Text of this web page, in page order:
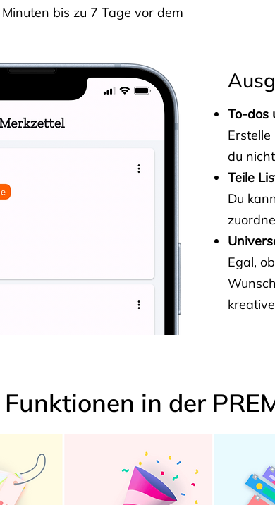
bis zu 7 Tage vor dem
To-dos
du
Teile
Du
Egal,
in der